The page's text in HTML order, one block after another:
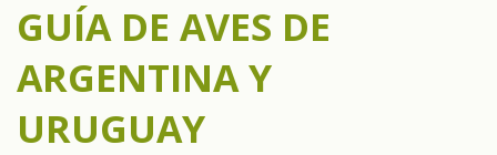
GUÍA DE AVES DE
ARGENTINA Y
URUGUAY